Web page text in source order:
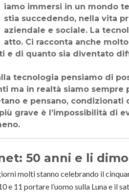
stia succedendo, nella vita
aziendale e sociale. La
atto. Ci racconta anche
e di quanto sia diventato
tecnologia pensiamo di
ma in realtà siamo
e pensano,
grave è l’impossibilità di
50 anni e li
molti stanno celebrando il
e 11 portare l’uomo sulla Luna e il